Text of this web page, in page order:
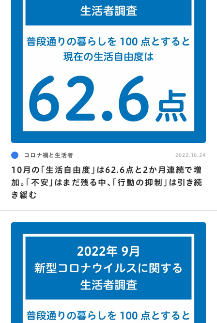
コロナ禍と生活者
10月の｢生活自由度｣は62.6点と2か月連続で増
加。｢不安｣はまだ残る中､｢行動の抑制｣は引き続
き緩む
2022.10.24